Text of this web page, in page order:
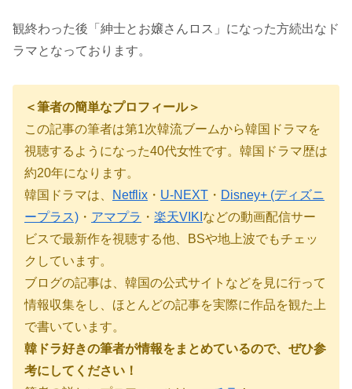
観終わった後「紳士とお嬢さんロス」になった方続出なド
ラマとなっております。
＜筆者の簡単なプロフィール＞
この記事の筆者は第1次韓流ブームから韓国ドラマを
視聴するようになった40代女性です。韓国ドラマ歴は
約20年になります。
韓国ドラマは、
Netflix ・ U-NEXT ・ Disney+ (ディズニ
ープラス) ・ アマプラ ・ 楽天VIKI などの動画配信サー
ビスで最新作を視聴する他、BSや地上波でもチェッ
クしています。
ブログの記事は、韓国の公式サイトなどを見に行って
情報収集をし、ほとんどの記事を実際に作品を観た上
で書いています。
韓ドラ好きの筆者が情報をまとめているので、ぜひ参
考にしてください！